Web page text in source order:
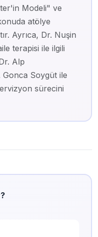
Modeli" ve
atölye
Ayrıca, Dr. Nuşin
terapisi ile ilgili
Alp
Soygüt ile
sürecini